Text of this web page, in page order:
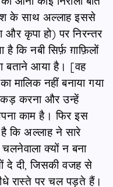
के साथ अल्लाह इससे
और कृपा हो) पर निरन्तर
कि नबी सिर्फ़ ग़ाफ़िलों
बताने आया है। [वह
मालिक नहीं बनाया गया
करना और उन्हें
काम है। फिर इस
कि अल्लाह ने सारे
क्यों न बना
दे दी, जिसकी वजह से
रास्ते पर चल पड़ते हैं।